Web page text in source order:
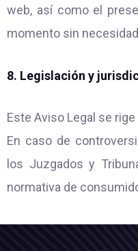
web, así como el
momento sin
8. Legislación y
Este Aviso Legal se
En caso de
los Juzgados y
normativa de